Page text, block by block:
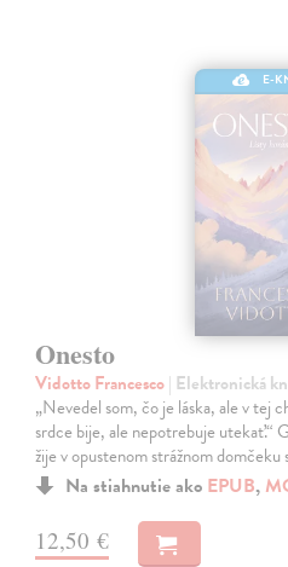
E-
Onesto
Vidotto Francesco| Elektronická
„Nevedel som, čo je láska, ale v tej
srdce bije, ale nepotrebuje utekať.“
žije v opustenom strážnom
Na stiahnutie ako EPUB,
12,50 €